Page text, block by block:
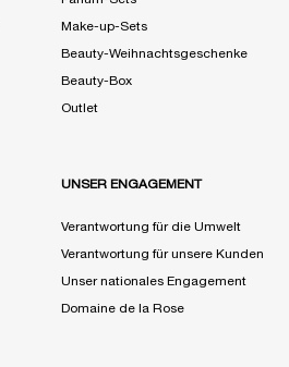
Make-up-Sets
Beauty-Weihnachtsgeschenke
Beauty-Box
Outlet
UNSER ENGAGEMENT
Verantwortung für die Umwelt
Verantwortung für unsere Kunden
Unser nationales Engagement
Domaine de la Rose